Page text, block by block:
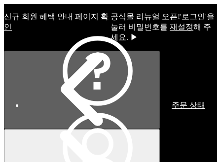
신규 회원 혜택 안내 페이지 확
인
공식몰 리뉴얼 오픈!ㅤ'로그인'을
눌러 비밀번호를 재설정해 주
세요. ▶
주문 상태